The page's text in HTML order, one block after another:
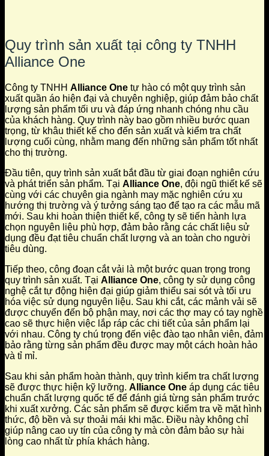
Quy trình sản xuất tại công ty TNHH
Alliance One
Công ty TNHH Alliance One tự hào có một quy trình sản
xuất quần áo hiện đại và chuyên nghiệp, giúp đảm bảo chất
lượng sản phẩm tối ưu và đáp ứng nhanh chóng nhu cầu
của khách hàng. Quy trình này bao gồm nhiều bước quan
trọng, từ khâu thiết kế cho đến sản xuất và kiểm tra chất
lượng cuối cùng, nhằm mang đến những sản phẩm tốt nhất
cho thị trường.
Đầu tiên, quy trình sản xuất bắt đầu từ giai đoạn nghiên cứu
và phát triển sản phẩm. Tại Alliance One, đội ngũ thiết kế sẽ
cùng với các chuyên gia ngành may mặc nghiên cứu xu
hướng thị trường và ý tưởng sáng tạo để tạo ra các mẫu mã
mới. Sau khi hoàn thiện thiết kế, công ty sẽ tiến hành lựa
chọn nguyên liệu phù hợp, đảm bảo rằng các chất liệu sử
dụng đều đạt tiêu chuẩn chất lượng và an toàn cho người
tiêu dùng.
Tiếp theo, công đoạn cắt vải là một bước quan trọng trong
quy trình sản xuất. Tại Alliance One, công ty sử dụng công
nghệ cắt tự động hiện đại giúp giảm thiểu sai sót và tối ưu
hóa việc sử dụng nguyên liệu. Sau khi cắt, các mảnh vải sẽ
được chuyển đến bộ phận may, nơi các thợ may có tay nghề
cao sẽ thực hiện việc lắp ráp các chi tiết của sản phẩm lại
với nhau. Công ty chú trọng đến việc đào tạo nhân viên, đảm
bảo rằng từng sản phẩm đều được may một cách hoàn hảo
và tỉ mỉ.
Sau khi sản phẩm hoàn thành, quy trình kiểm tra chất lượng
sẽ được thực hiện kỹ lưỡng. Alliance One áp dụng các tiêu
chuẩn chất lượng quốc tế để đánh giá từng sản phẩm trước
khi xuất xưởng. Các sản phẩm sẽ được kiểm tra về mặt hình
thức, độ bền và sự thoải mái khi mặc. Điều này không chỉ
giúp nâng cao uy tín của công ty mà còn đảm bảo sự hài
lòng cao nhất từ phía khách hàng.